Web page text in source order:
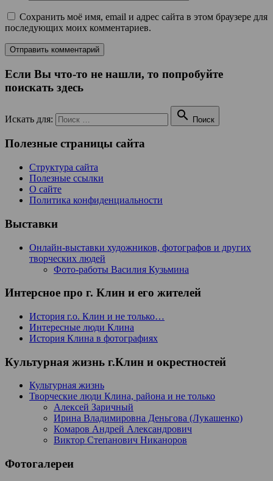
Сохранить моё имя, email и адрес сайта в этом браузере для
последующих моих комментариев.
Если Вы что-то не нашли, то попробуйте
поискать здесь
Искать для:  Поиск
Полезные страницы сайта
Структура сайта
Полезные ссылки
О сайте
Политика конфиденциальности
Выставки
Онлайн-выставки художников, фотографов и других
творческих людей
Фото-работы Василия Кузьмина
Интерсное про г. Клин и его жителей
История г.о. Клин и не только…
Интересные люди Клина
История Клина в фотографиях
Культурная жизнь г.Клин и окрестностей
Культурная жизнь
Творческие люди Клина, района и не только
Алексей Заричный
Ирина Владимировна Деньгова (Лукашенко)
Комаров Андрей Александрович
Виктор Степанович Никаноров
Фотогалереи